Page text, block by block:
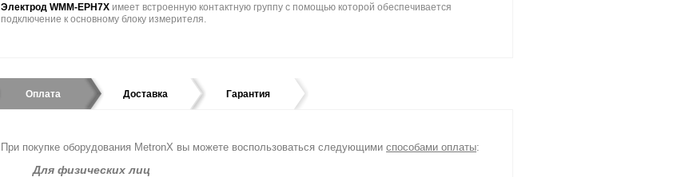
Электрод WMM-EPH7X имеет встроенную контактную группу с помощью которой обеспечивается
подключение к основному блоку измерителя.
Оплата Доставка Гарантия
При покупке оборудования MetronX вы можете воспользоваться следующими способами оплаты:
Для физических лиц